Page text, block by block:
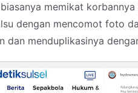
memikat
dengan mencomot foto
dan menduplikasinya